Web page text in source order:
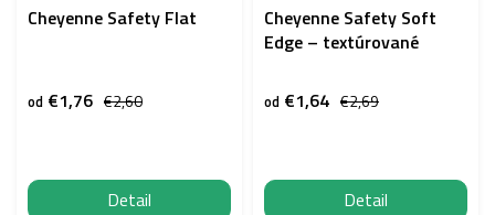
Cheyenne Safety Flat
€2,60
od €1,76
Detail
Cheyenne Safety Soft
Edge – textúrované
€2,69
od €1,64
Detail